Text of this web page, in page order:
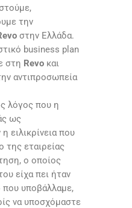
την
στην Ελλάδα.
business plan
στη Revo και
αντιπροσωπεία
λόγος που η
ως
ειλικρίνεια που
της εταιρείας
ο οποίος
είχα πει ήταν
που υποβάλλαμε,
να υποσχόμαστε